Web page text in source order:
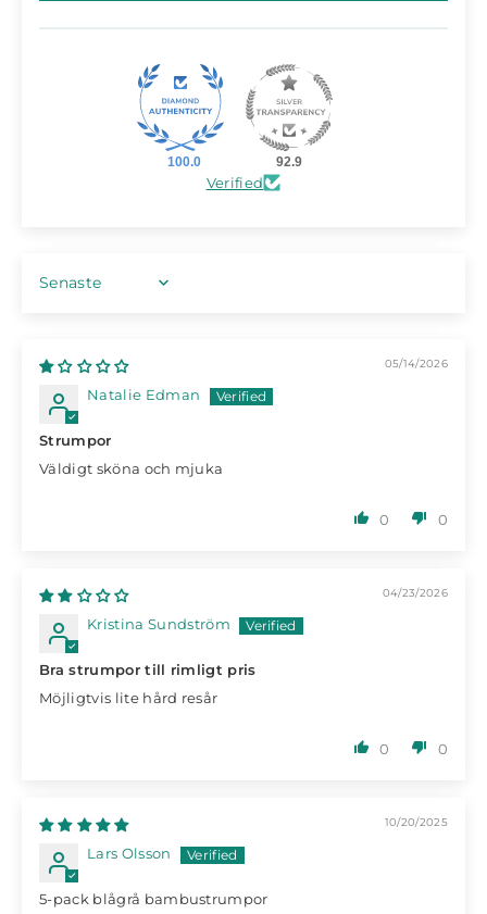
100.0 92.9
Verified
SORT BY
05/14/2026
Natalie Edman
Strumpor
Väldigt sköna och mjuka
0 0
04/23/2026
Kristina Sundström
Bra strumpor till rimligt pris
Möjligtvis lite hård resår
0 0
10/20/2025
Lars Olsson
5-pack blågrå bambustrumpor